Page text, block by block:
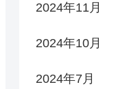
2024年11月
2024年10月
2024年7月